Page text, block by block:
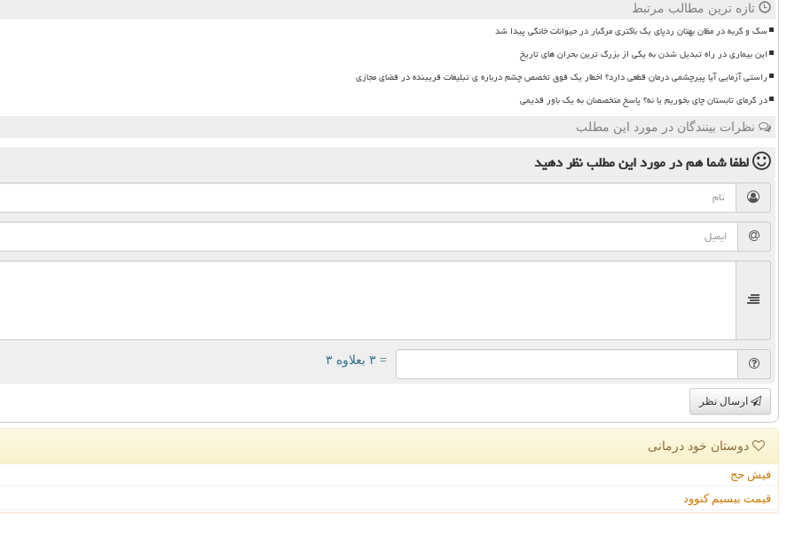
تازه ترین مطالب مرتبط
سگ و گربه در مظان بهتان ردپای یک باکتری مرگبار در حیوانات خانگی پیدا شد
این بیماری در راه تبدیل شدن به یکی از بزرگ ترین بحران های تاریخ
راستی آزمایی آیا پیرچشمی درمان قطعی دارد؟ اخطار یک فوق تخصص چشم درباره ی تبلیغات فریبنده در فضای مجازی
در گرمای تابستان چای بخوریم یا نه؟ پاسخ متخصصان به یک باور قدیمی
نظرات بینندگان در مورد این مطلب
لطفا شما همدر مورد این مطلبنظر دهید
= ۳ بعلاوه ۳
ارسال نظر
دوستان خود درمانی
فیش حج
قیمت بیسیم کنوود